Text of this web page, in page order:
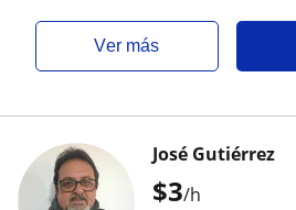
ver más
$3/h
José Gutiérrez